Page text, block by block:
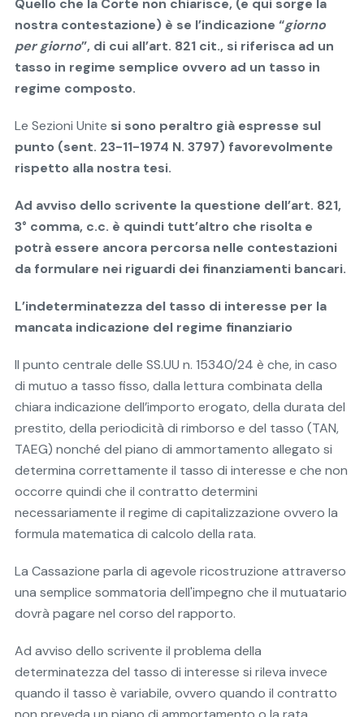
Quello che la Corte non chiarisce, (e qui sorge la
nostra contestazione) è se l’indicazione “giorno
per giorno”, di cui all’art. 821 cit., si riferisca ad un
tasso in regime semplice ovvero ad un tasso in
regime composto.
Le Sezioni Unite si sono peraltro già espresse sul
punto (sent. 23-11-1974 N. 3797) favorevolmente
rispetto alla nostra tesi.
Ad avviso dello scrivente la questione dell’art. 821,
3° comma, c.c. è quindi tutt’altro che risolta e
potrà essere ancora percorsa nelle contestazioni
da formulare nei riguardi dei finanziamenti bancari.
L’indeterminatezza del tasso di interesse per la
mancata indicazione del regime finanziario
Il punto centrale delle SS.UU n. 15340/24 è che, in caso
di mutuo a tasso fisso, dalla lettura combinata della
chiara indicazione dell’importo erogato, della durata del
prestito, della periodicità di rimborso e del tasso (TAN,
TAEG) nonché del piano di ammortamento allegato si
determina correttamente il tasso di interesse e che non
occorre quindi che il contratto determini
necessariamente il regime di capitalizzazione ovvero la
formula matematica di calcolo della rata.
La Cassazione parla di agevole ricostruzione attraverso
una semplice sommatoria dell'impegno che il mutuatario
dovrà pagare nel corso del rapporto.
Ad avviso dello scrivente il problema della
determinatezza del tasso di interesse si rileva invece
quando il tasso è variabile, ovvero quando il contratto